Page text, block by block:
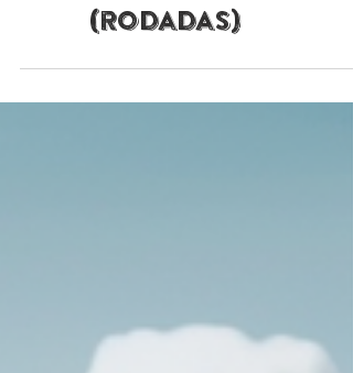
Consejos para
viajes en grupo
(rodadas)